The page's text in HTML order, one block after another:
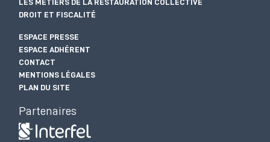
LES MÉTIERS DE LA RESTAURATION COLLECTIVE
DROIT ET FISCALITÉ
ESPACE PRESSE
ESPACE ADHÉRENT
CONTACT
MENTIONS LÉGALES
PLAN DU SITE
Partenaires